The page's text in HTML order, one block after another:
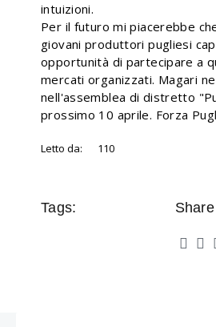
intuizioni.
Per il futuro mi piacerebbe
giovani produttori pugliesi
opportunità di partecipare a
mercati organizzati. Magari
nell'assemblea di distretto
prossimo 10 aprile. Forza
Letto da: 110
Tags: